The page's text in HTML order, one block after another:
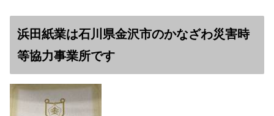
浜田紙業は石川県金沢市のかなざわ災害時
等協力事業所です